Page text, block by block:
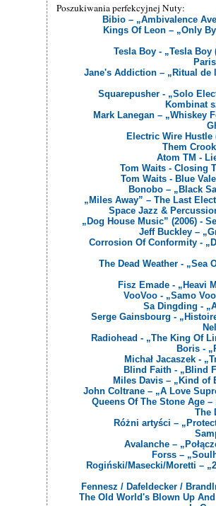
Poszukiwania perfekcyjnej Nuty:
Bibio – „Ambivalence
Kings Of Leon – „Only
Tesla Boy - „Tesla Boy
Jane's Addiction – „Ritual de
Squarepusher - „Solo
Kombinat
Mark Lanegan – „Whiskey
Electric Wire Hustle
Them
Atom TM -
Tom Waits - Closing
Tom Waits - Blue
Bonobo – „Black
„Miles Away” – The Last
Space Jazz &
„Dog House Music” (2006) -
Jeff Buckley –
Corrosion Of Conformity -
The Dead Weather - „Sea
Fisz Emade - „Heavi
VooVoo - „Samo
Sa Dingding -
Serge Gainsbourg -
Radiohead - „The King Of
Boris -
Michał Jacaszek -
Blind Faith - „Blind
Miles Davis – „Kind of
John Coltrane – „A Love
Queens Of The Stone Age
The
Różni artyści –
Avalanche –
Forss –
Rogiński/Masecki/Moretti –
Fennesz / Dafeldecker /
The Old World's Blown Up